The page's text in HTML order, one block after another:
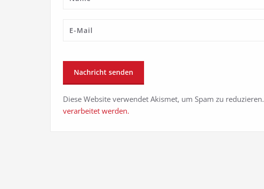
Diese Website verwendet Akismet, um Spam zu reduzieren.
verarbeitet werden.